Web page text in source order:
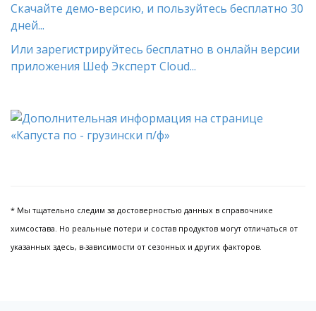
Скачайте демо-версию, и пользуйтесь бесплатно 30
дней...
Или зарегистрируйтесь бесплатно в онлайн версии
приложения Шеф Эксперт Cloud...
* Мы тщательно следим за достоверностью данных в справочнике
химсостава. Но реальные потери и состав продуктов могут отличаться от
указанных здесь, в-зависимости от сезонных и других факторов.